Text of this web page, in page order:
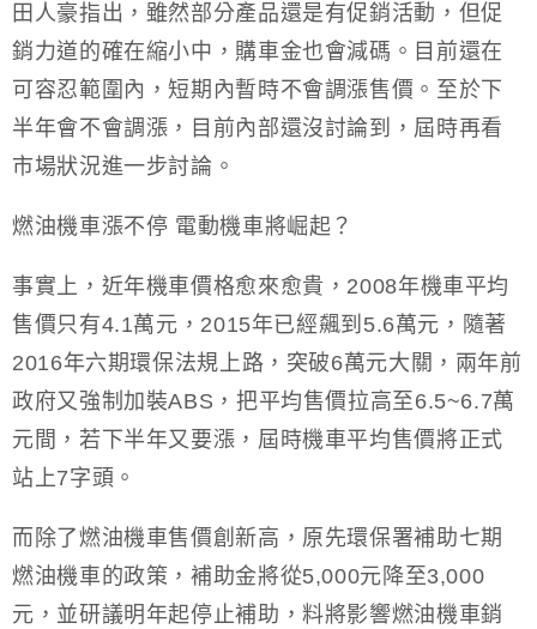
田人豪指出，雖然部分產品還是有促銷活動，但促
銷力道的確在縮小中，購車金也會減碼。目前還在
可容忍範圍內，短期內暫時不會調漲售價。至於下
半年會不會調漲，目前內部還沒討論到，屆時再看
市場狀況進一步討論。
燃油機車漲不停 電動機車將崛起？
事實上，近年機車價格愈來愈貴，2008年機車平均
售價只有4.1萬元，2015年已經飆到5.6萬元，隨著
2016年六期環保法規上路，突破6萬元大關，兩年前
政府又強制加裝ABS，把平均售價拉高至6.5~6.7萬
元間，若下半年又要漲，屆時機車平均售價將正式
站上7字頭。
而除了燃油機車售價創新高，原先環保署補助七期
燃油機車的政策，補助金將從5,000元降至3,000
元，並研議明年起停止補助，料將影響燃油機車銷